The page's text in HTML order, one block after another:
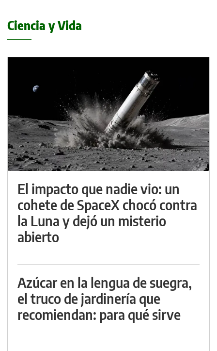
Ciencia y Vida
El impacto que nadie vio: un
cohete de SpaceX chocó contra
la Luna y dejó un misterio
abierto
Azúcar en la lengua de suegra,
el truco de jardinería que
recomiendan: para qué sirve